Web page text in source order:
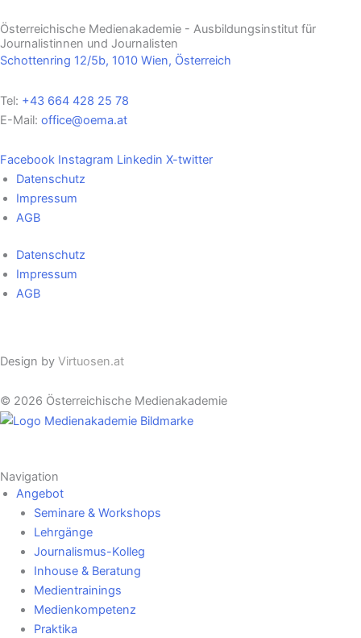
Österreichische Medienakademie - Ausbildungsinstitut für
Journalistinnen und Journalisten
Schottenring 12/5b, 1010 Wien, Österreich
Tel: +43 664 428 25 78
E-Mail: office@oema.at
Facebook Instagram Linkedin X-twitter
Datenschutz
Impressum
AGB
Datenschutz
Impressum
AGB
Design by Virtuosen.at
© 2026 Österreichische Medienakademie
Navigation
Angebot
Seminare & Workshops
Lehrgänge
Journalismus-Kolleg
Inhouse & Beratung
Medientrainings
Medienkompetenz
Praktika